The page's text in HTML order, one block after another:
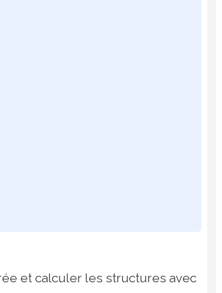
et calculer les structures avec